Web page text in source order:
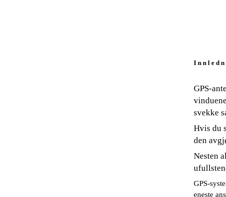
I n n l e d n
GPS-
svekke
Hvis du
den
Nesten
GPS-
eneste